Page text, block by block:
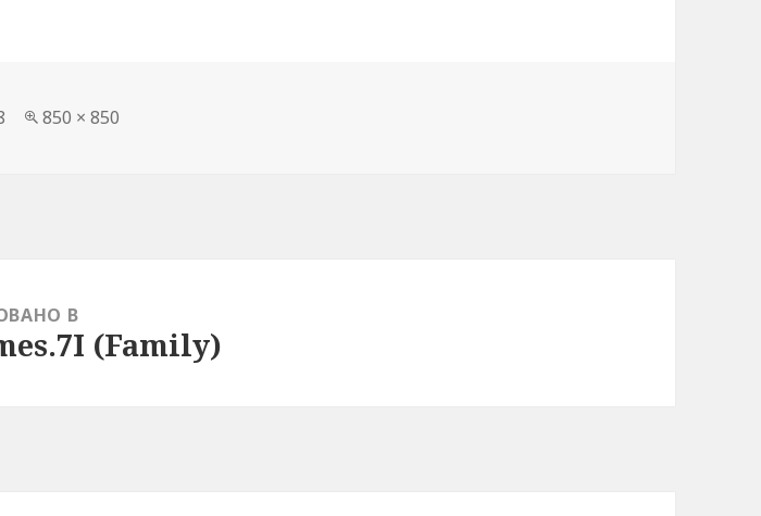
Полный
850 × 850
В
(Family)